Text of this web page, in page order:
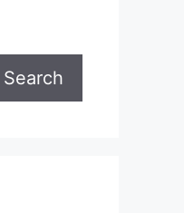
Search